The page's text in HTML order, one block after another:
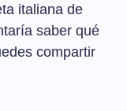
italiana de
saber qué
compartir